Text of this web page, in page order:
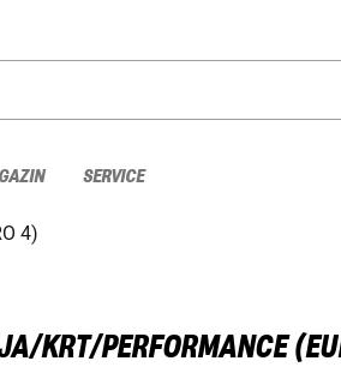
SERVICE
4)
KRT/PERFORMANCE